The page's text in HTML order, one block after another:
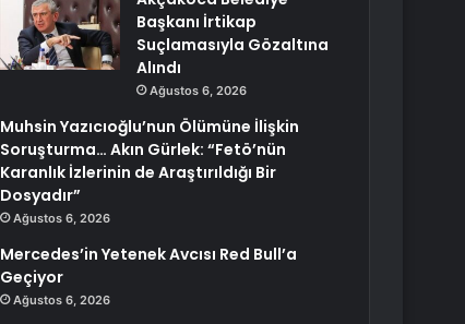
Başkanı İrtikap
Suçlamasıyla Gözaltına
Alındı
Ağustos 6, 2026
Muhsin Yazıcıoğlu’nun Ölümüne İlişkin
Soruşturma… Akın Gürlek: “Fetö’nün
Karanlık İzlerinin de Araştırıldığı Bir
Dosyadır”
Ağustos 6, 2026
Mercedes’in Yetenek Avcısı Red Bull’a
Geçiyor
Ağustos 6, 2026